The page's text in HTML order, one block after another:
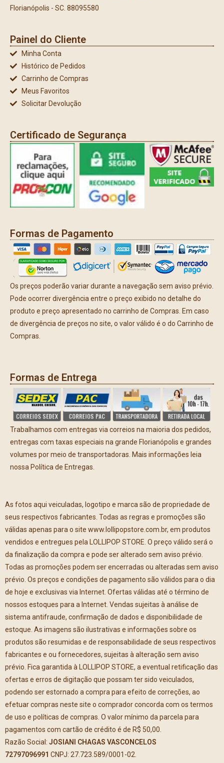
Florianópolis - SC. 88095580
Painel do Cliente
Minha Conta
Histórico de Pedidos
Carrinho de Compras
Meus Favoritos
Solicitar Devolução
Certificado de Segurança
Formas de Pagamento
Os preços poderão variar durante a navegação sem aviso prévio.
Pode ocorrer divergência entre o preço exibido no detalhe do
produto e preço apresentado no carrinho de Compras. Em caso
de divergência de preços no site, o valor válido é o do Carrinho de
Compras.
Formas de Entrega
Trabalhamos com entregas via correios na maioria dos pedidos,
entregas com taxas especiais na grande Florianópolis e grandes
volumes por meio de transportadoras. Mais informações leia
nossa Política de Entregas.
As fotos aqui veiculadas, logotipo e marca são de propriedade de
seus respectivos fabricantes. Todas as regras e promoções são
válidas apenas para o site www.lollipopstore.com.br, em produtos
vendidos e entregues pela LOLLIPOP STORE. O preço válido será o
da finalização da compra e pode ser alterado sem aviso prévio.
Todas as promoções podem ser encerradas ou alteradas sem aviso
prévio. Os preços e condições de pagamento são válidos para o dia
de hoje e exclusivas via Internet. Ofertas válidas até o término de
nossos estoques para a Internet. Vendas sujeitas à análise de
sistema antifraude, confirmação de dados e disponibilidade de
estoque. As imagens são ilustrativas e informações sobre os
produtos são resumidas e de responsabilidade de seus respectivos
fabricantes e ou fornecedores, sujeitas à alteração sem aviso
prévio. Fica garantida à LOLLIPOP STORE, a eventual retificação das
ofertas e erros de digitação que possam ter sido veiculados,
podendo ser estornado a compra para efeito de correções, ao
efetuar compras neste site o comprador concorda com os termos
de uso e políticas de compras. O valor mínimo da parcela para
pagamentos com cartão de crédito é de R$ 50,00.
Razão Social: JOSIANI CHAGAS VASCONCELOS
72797096991 CNPJ: 27.723.589/0001-02.